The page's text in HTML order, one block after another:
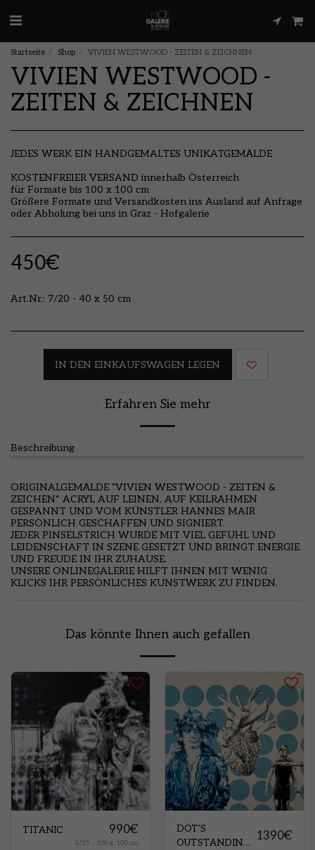
Startseite Shop VIVIEN WESTWOOD - ZEITEN & ZEICHNEN
VIVIEN WESTWOOD -
ZEITEN & ZEICHNEN
JEDES WERK EIN HANDGEMALTES UNIKATGEMÄLDE
KOSTENFREIER VERSAND innerhalb Österreich
für Formate bis 100 x 100 cm
Größere Formate und Versandkosten ins Ausland auf Anfrage
oder Abholung bei uns in Graz - Hofgalerie
450€
Art.Nr.: 7/20 - 40 x 50 cm
IN DEN EINKAUFSWAGEN LEGEN
Erfahren Sie mehr
Beschreibung
ORIGINALGEMÄLDE "VIVIEN WESTWOOD - ZEITEN &
ZEICHEN“ ACRYL AUF LEINEN, AUF KEILRAHMEN
GESPANNT UND VOM KÜNSTLER HANNES MAIR
PERSÖNLICH GESCHAFFEN UND SIGNIERT.
JEDER PINSELSTRICH WURDE MIT VIEL GEFÜHL UND
LEIDENSCHAFT IN SZENE GESETZT UND BRINGT ENERGIE
UND FREUDE IN IHR ZUHAUSE.
UNSERE ONLINEGALERIE HILFT IHNEN MIT WENIG
KLICKS IHR PERSÖNLICHES KUNSTWERK ZU FINDEN.
Das könnte Ihnen auch gefallen
TITANIC 990€
3/25 - 100 x 100 cm
DOT'S
OUTSTANDING
1390€